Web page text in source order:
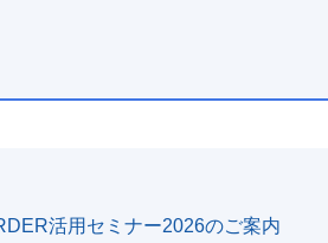
活用セミナー2026のご案内